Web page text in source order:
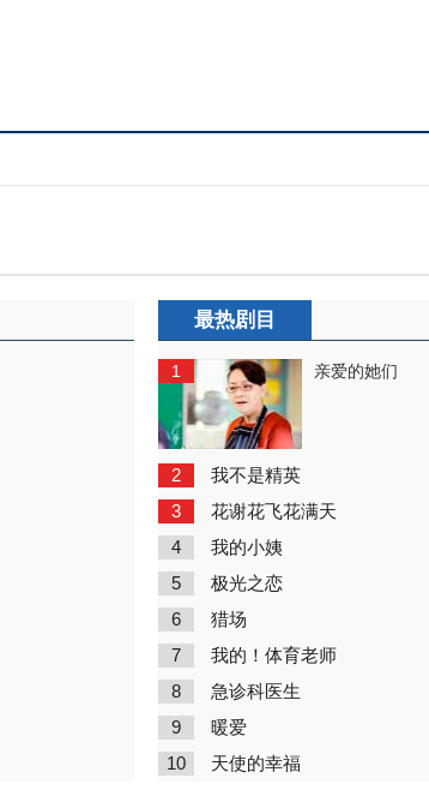
最热剧目
1 亲爱的她们
2 我不是精英
3 花谢花飞花满天
4 我的小姨
5 极光之恋
6 猎场
7 我的！体育老师
8 急诊科医生
9 暖爱
10 天使的幸福